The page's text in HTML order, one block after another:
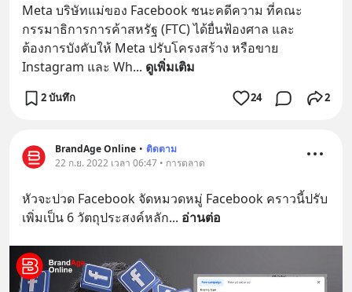
Meta บริษัทแม่ของ Facebook ชนะคดีความ ที่คณะ
กรรมาธิการการค้าสหรัฐ (FTC) ได้ยื่นฟ้องศาล และ
ต้องการบังคับให้ Meta ปรับโครงสร้าง หรือขาย
Instagram และ Wh... ดูเพิ่มเติม
2 บันทึก 24 2
BrandAge Online • ติดตาม
22 ก.ย. 2022 เวลา 06:47 • การตลาด
หัวจะปวด Facebook จัดหมวดหมู่ Facebook คราวนี้ปรับ
เพิ่มเป็น 6 วัตถุประสงค์หลัก... อ่านต่อ